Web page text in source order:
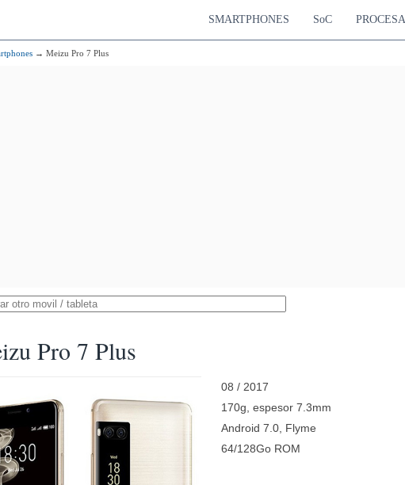
SMARTPHONES SoC
→ Meizu Pro 7 Plus
Pro 7 Plus
08 / 2017
170g, espesor 7.3mm
Android 7.0, Flyme
64/128Go ROM